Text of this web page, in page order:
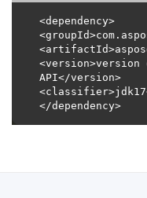
<version>version